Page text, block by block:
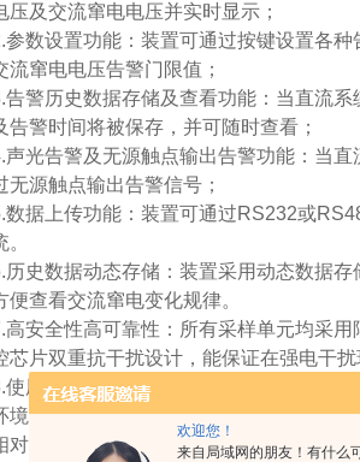
欢迎您！
来自局域网的朋友！有什么
压及交流窜电电压并实时显示；
参数设置功能：装置可通过按键设置各
流窜电电压告警门限值；
告警历史数据存储及查看功能：当直流
告警时间将被保存，并可随时查看；
声光告警及无源触点输出告警功能：当
无源触点输出告警信号；
数据上传功能：装置可通过RS232或
。
历史数据动态存储：装置采用动态数据
便查看交流窜电变化规律。
高安全性高可靠性：所有采样单元均采
芯片双重抗干扰设计，能保证在强电干扰
使用环境
境温度：-20℃～+50℃
对湿度：≤95%